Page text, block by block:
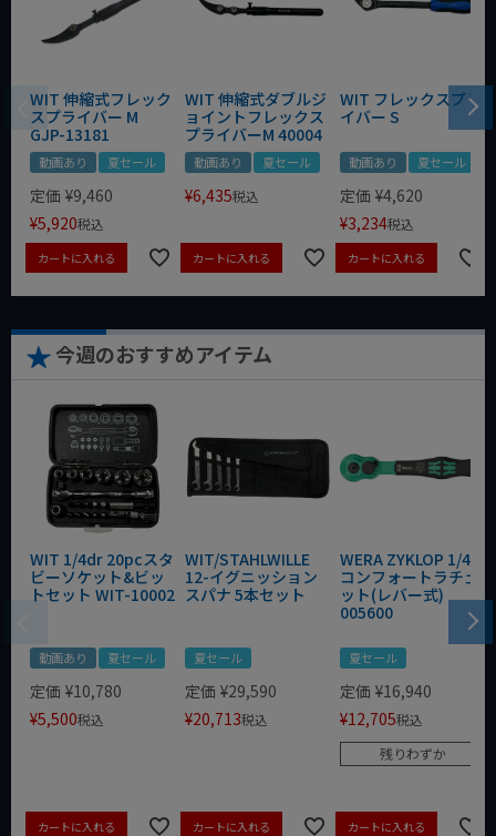
WIT 伸縮式フレック
スプライバー M
GJP-13181
動画あり 夏セール
定価 ¥9,460
¥5,920税込
カートに入れる
WIT 伸縮式ダブルジ
ョイントフレックス
プライバーM 40004
動画あり 夏セール
¥6,435税込
カートに入れる
WIT フレックスプラ
イバー S
動画あり 夏セール
定価 ¥4,620
¥3,234税込
カートに入れる
今週のおすすめアイテム
WIT 1/4dr 20pcスタ
ビーソケット&ビッ
トセット WIT-10002
動画あり 夏セール
定価 ¥10,780
¥5,500税込
カートに入れる
WIT/STAHLWILLE
12-イグニッション
スパナ 5本セット
夏セール
定価 ¥29,590
¥20,713税込
カートに入れる
WERA ZYKLOP 1/4"
コンフォートラチェ
ット(レバー式)
005600
夏セール
定価 ¥16,940
¥12,705税込
残りわずか
カートに入れる